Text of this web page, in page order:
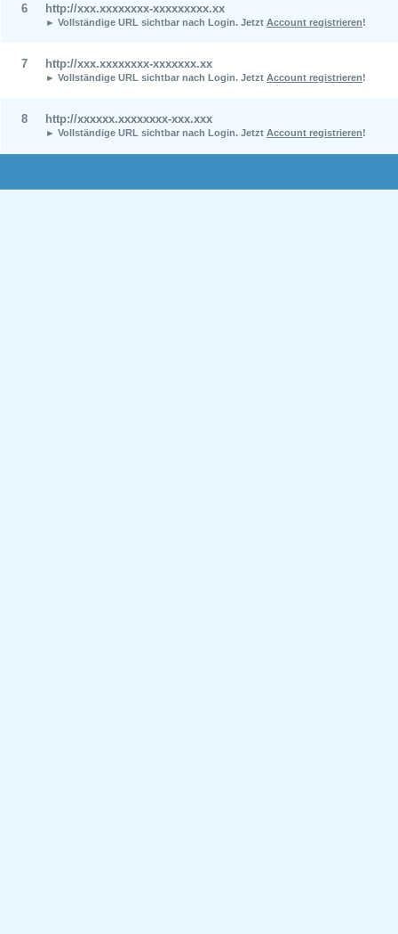
6 http://xxx.xxxxxxxx-xxxxxxxxx.xx
► Vollständige URL sichtbar nach Login. Jetzt Account registrieren!
7 http://xxx.xxxxxxxx-xxxxxxx.xx
► Vollständige URL sichtbar nach Login. Jetzt Account registrieren!
8 http://xxxxxx.xxxxxxxx-xxx.xxx
► Vollständige URL sichtbar nach Login. Jetzt Account registrieren!